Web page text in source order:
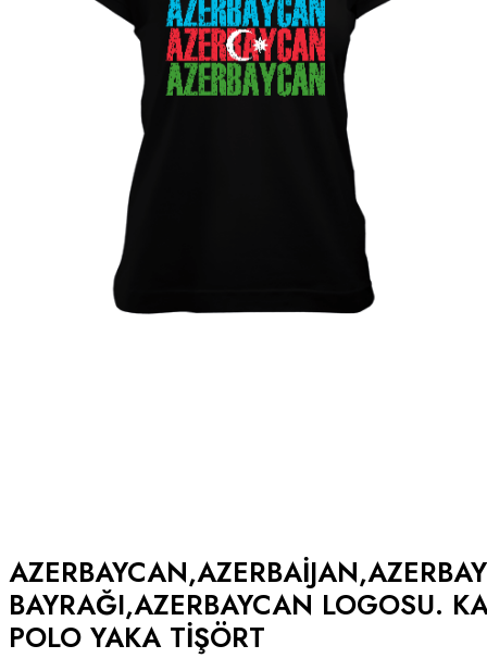
BAYRAĞI,AZERBAYCAN LOGOSU.
POLO YAKA TIŞÖRT